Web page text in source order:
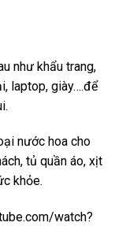
như khẩu trang,
laptop, giày….để
nước hoa cho
tủ quần áo, xịt
khỏe.
watch?